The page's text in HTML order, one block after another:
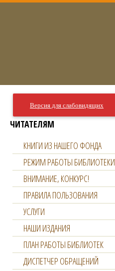
Версия для слабовидящих
ЧИТАТЕЛЯМ
КНИГИ ИЗ НАШЕГО ФОНДА
РЕЖИМ РАБОТЫ БИБЛИОТЕКИ
ВНИМАНИЕ, КОНКУРС!
ПРАВИЛА ПОЛЬЗОВАНИЯ
УСЛУГИ
НАШИ ИЗДАНИЯ
ПЛАН РАБОТЫ БИБЛИОТЕК
ДИСПЕТЧЕР ОБРАЩЕНИЙ